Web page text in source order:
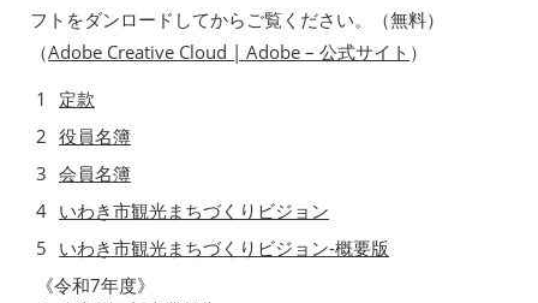
フトをダンロードしてからご覧ください。（無料）
（Adobe Creative Cloud | Adobe – 公式サイト‎ ）
1
定款
2 役員名簿
3 会員名簿
4 いわき市観光まちづくりビジョン
5 いわき市観光まちづくりビジョン-概要版
《令和7年度》